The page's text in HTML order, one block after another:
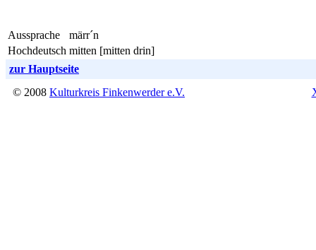
Aussprache
märr´n
Hochdeutsch mitten [mitten drin]
zur Hauptseite
© 2008 Kulturkreis Finkenwerder e.V.